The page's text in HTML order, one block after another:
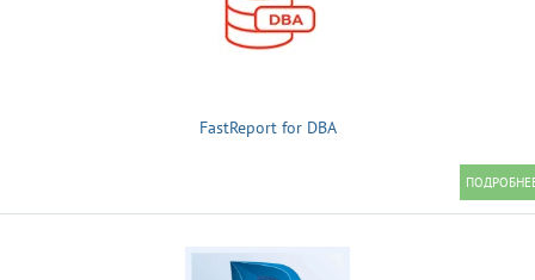
FastReport for DBA